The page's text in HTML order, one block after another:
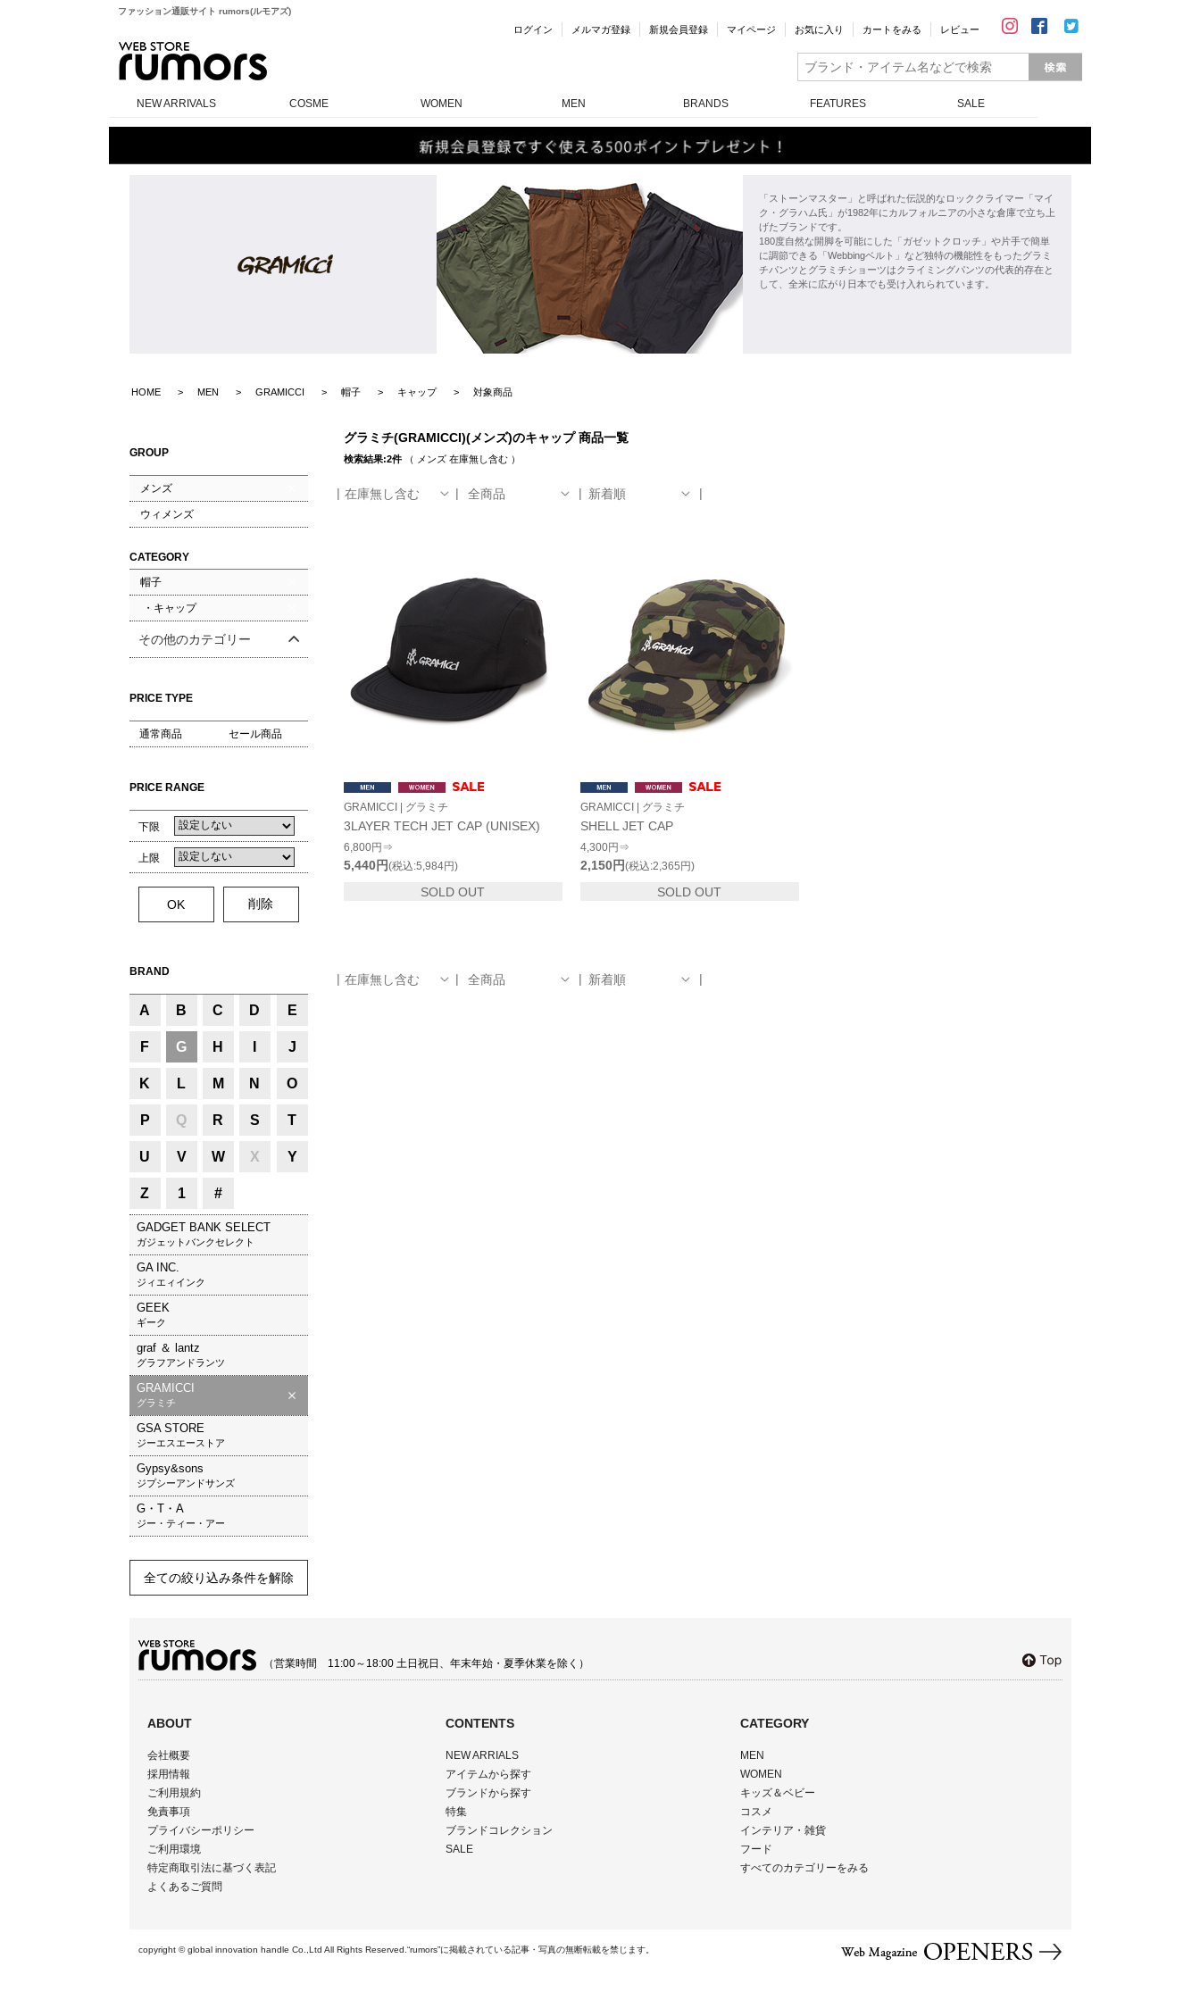
ファッション通販サイト rumors(ルモアズ)
ログイン メルマガ登録 新規会員登録 マイページ お気に入り カートをみる レビュー
NEW ARRIVALS COSME WOMEN MEN BRANDS FEATURES SALE
「ストーンマスター」と呼ばれた伝説的なロッククライマー「マイ
ク・グラハム氏」が1982年にカルフォルニアの小さな倉庫で立ち上
げたブランドです。
180度自然な開脚を可能にした「ガゼットクロッチ」や片手で簡単
に調節できる「Webbingベルト」など独特の機能性をもったグラミ
チパンツとグラミチショーツはクライミングパンツの代表的存在と
して、全米に広がり日本でも受け入れられています。
HOME MEN GRAMICCI 帽子 キャップ 対象商品
GROUP
メンズ
ウィメンズ
CATEGORY
帽子
・キャップ
その他のカテゴリー
PRICE TYPE
通常商品 セール商品
PRICE RANGE
下限
上限
BRAND
A B C D E
F G H J
K L M N O
P Q R S T
U V W X Y
Z 1 #
GADGET BANK SELECT
ガジェットバンクセレクト
GA INC.
ジィエィインク
GEEK
ギーク
graf ＆ lantz
グラフアンドランツ
GRAMICCI
グラミチ
GSA STORE
ジーエスエーストア
Gypsy&sons
ジプシーアンドサンズ
G・T・A
ジー・ティー・アー
全ての絞り込み条件を解除
グラミチ(GRAMICCI)(メンズ)のキャップ 商品一覧
検索結果:2件（ メンズ 在庫無し含む）
在庫無し含む 全商品 新着順
GRAMICCI | グラミチ
3LAYER TECH JET CAP (UNISEX)
6,800円⇒
5,440円(税込:5,984円)
SOLD OUT
GRAMICCI | グラミチ
SHELL JET CAP
4,300円⇒
2,150円(税込:2,365円)
SOLD OUT
在庫無し含む 全商品 新着順
（営業時間 11:00～18:00 土日祝日、年末年始・夏季休業を除く）
ABOUT
会社概要
採用情報
ご利用規約
免責事項
プライバシーポリシー
ご利用環境
特定商取引法に基づく表記
よくあるご質問
CONTENTS
NEW ARRIALS
アイテムから探す
ブランドから探す
特集
ブランドコレクション
SALE
CATEGORY
MEN
WOMEN
キッズ＆ベビー
コスメ
インテリア・雑貨
フード
すべてのカテゴリーをみる
copyright © global innovation handle Co.,Ltd All Rights Reserved.“rumors”に掲載されている記事・写真の無断転載を禁じます。